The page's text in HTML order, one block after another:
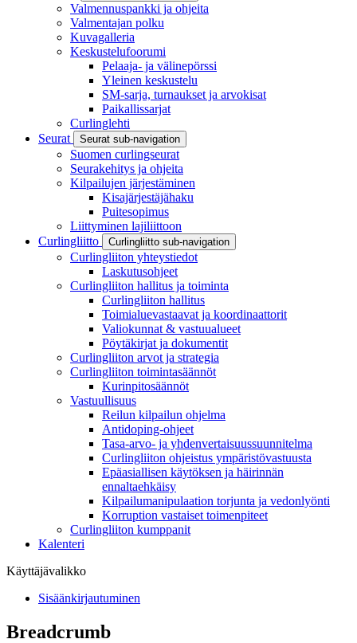
Valmennuspankki ja ohjeita
Valmentajan polku
Kuvagalleria
Keskustelufoorumi
Pelaaja- ja välinepörssi
Yleinen keskustelu
SM-sarja, turnaukset ja arvokisat
Paikallissarjat
Curlinglehti
Seurat
Seurat sub-navigation
Suomen curlingseurat
Seurakehitys ja ohjeita
Kilpailujen järjestäminen
Kisajärjestäjähaku
Puitesopimus
Liittyminen lajiliittoon
Curlingliitto
Curlingliitto sub-navigation
Curlingliiton yhteystiedot
Laskutusohjeet
Curlingliiton hallitus ja toiminta
Curlingliiton hallitus
Toimialuevastaavat ja koordinaattorit
Valiokunnat & vastuualueet
Pöytäkirjat ja dokumentit
Curlingliiton arvot ja strategia
Curlingliiton toimintasäännöt
Kurinpitosäännöt
Vastuullisuus
Reilun kilpailun ohjelma
Antidoping-ohjeet
Tasa-arvo- ja yhdenvertaisuussuunnitelma
Curlingliiton ohjeistus ympäristövastuusta
Epäasiallisen käytöksen ja häirinnän
ennaltaehkäisy
Kilpailumanipulaation torjunta ja vedonlyönti
Korruption vastaiset toimenpiteet
Curlingliiton kumppanit
Kalenteri
Käyttäjävalikko
Sisäänkirjautuminen
Breadcrumb